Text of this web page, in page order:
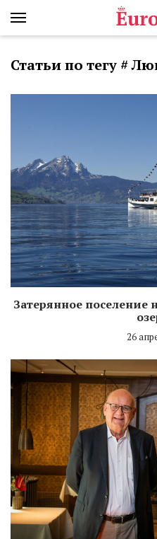
Статьи по тегу #
Затерянное
26